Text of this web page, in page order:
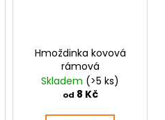
Hmoždinka kovová
rámová
Skladem (>5 ks)
od 8 Kč